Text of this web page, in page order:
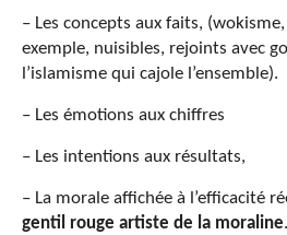
– Les concepts aux faits,
exemple, nuisibles, rejoints avec
l’islamisme qui cajole l’ensemble).
– Les émotions aux chiffres
– Les intentions aux résultats,
– La morale affichée à l’efficacité
gentil rouge artiste de la moraline.